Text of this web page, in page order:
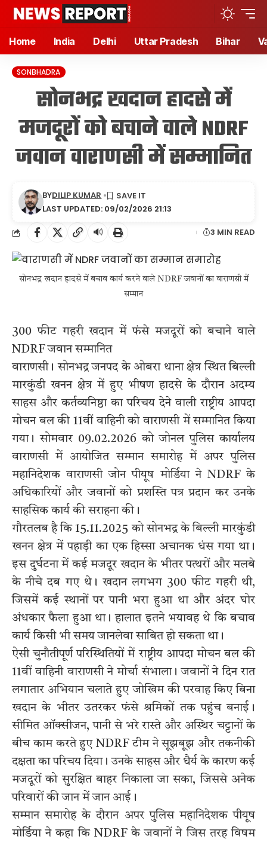
Home India Delhi Uttar Pradesh Bihar
SONBHADRA
सोनभद्र खदान हादसे में
मजदूरों को बचाने वाले NDRF
जवान वाराणसी में सम्मानित
LAST UPDATED: 09/02/2026 21:13
BYDILIP KUMAR
🔊 3 MIN READ
सोनभद्र खदान हादसे में बचाव कार्य करने वाले NDRF जवानों का वाराणसी में
सम्मान
300 फीट गहरी खदान में फंसे मजदूरों को बचाने वाले
NDRF जवान सम्मानित
वाराणसी। सोनभद्र जनपद के ओबरा थाना क्षेत्र स्थित बिल्ली
मारकुंडी खनन क्षेत्र में हुए भीषण हादसे के दौरान अदम्य
साहस और कर्तव्यनिष्ठा का परिचय देने वाली राष्ट्रीय आपदा
मोचन बल की 11वीं वाहिनी को वाराणसी में सम्मानित किया
गया। सोमवार 09.02.2026 को जोनल पुलिस कार्यालय
वाराणसी में आयोजित सम्मान समारोह में अपर पुलिस
महानिदेशक वाराणसी जोन पीयूष मोर्डिया ने NDRF के
अधिकारियों और जवानों को प्रशस्ति पत्र प्रदान कर उनके
साहसिक कार्य की सराहना की।
गौरतलब है कि 15.11.2025 को सोनभद्र के बिल्ली मारकुंडी
खनन क्षेत्र में पहाड़ी का एक हिस्सा अचानक धंस गया था।
इस दुर्घटना में कई मजदूर खदान के भीतर पत्थरों और मलबे
के नीचे दब गए थे। खदान लगभग 300 फीट गहरी थी,
जिसमें कई स्थानों पर पानी भरा हुआ था और अंदर घोर
अंधकार फैला हुआ था। हालात इतने भयावह थे कि बचाव
कार्य किसी भी समय जानलेवा साबित हो सकता था।
ऐसी चुनौतीपूर्ण परिस्थितियों में राष्ट्रीय आपदा मोचन बल की
11वीं वाहिनी वाराणसी ने मोर्चा संभाला। जवानों ने दिन रात
लगातार अभियान चलाते हुए जोखिम की परवाह किए बिना
खदान के भीतर उतरकर फंसे श्रमिकों तक पहुंच बनाई।
सीमित ऑक्सीजन, पानी से भरे रास्ते और अस्थिर चट्टानों के
बीच काम करते हुए NDRF टीम ने सूझबूझ और तकनीकी
दक्षता का परिचय दिया। उनके साहस और धैर्य के कारण कई
मजदूरों को सुरक्षित बाहर निकाला जा सका, जिससे अनेक
परिवारों की जान में जान आई।
सम्मान समारोह के दौरान अपर पुलिस महानिदेशक पीयूष
मोर्डिया ने कहा कि NDRF के जवानों ने जिस तरह विषम